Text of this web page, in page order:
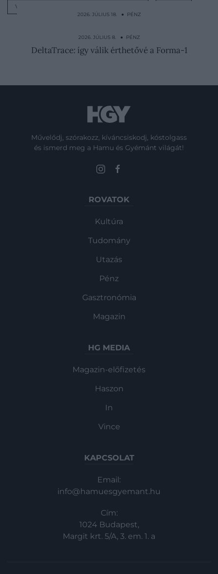
VEZETÉK NÉLKÜLI FÜLHALLGATÓ
2026. JÚLIUS 18. ● PÉNZ
autómárka tűnik el a…
2026. JÚLIUS 8. ● PÉNZ
DeltaTrace: így válik érthetővé a Forma-1
Művelődj, szórakozz, kíváncsiskodj, kóstolgass
és ismerd meg a Hamu és Gyémánt világát!
ROVATOK
Kultúra
Tudomány
Utazás
Pénz
Gasztronómia
Magazin
HG MEDIA
Magazin-előfizetés
Haszon
In
Vince
KAPCSOLAT
Email:
info@hamuesgyemant.hu
Cím:
1024 Budapest,
Margit krt. 5/A, 3. em. 1. a